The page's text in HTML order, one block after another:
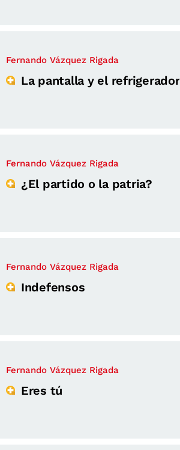
Fernando Vázquez Rigada
La pantalla y el refrigerador
Fernando Vázquez Rigada
¿El partido o la patria?
Fernando Vázquez Rigada
Indefensos
Fernando Vázquez Rigada
Eres tú